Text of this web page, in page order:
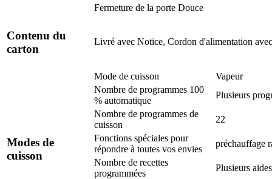
Fermeture de la porte Douce
Contenu du
carton
Livré avec Notice, Cordon d'alimentation
Modes de
cuisson
Mode de cuisson
Vapeur
Nombre de programmes 100
% automatique
Plusieurs
Nombre de programmes de
cuisson
22
Fonctions spéciales pour
répondre à toutes vos envies
préchauffage
Nombre de recettes
programmées
Plusieurs